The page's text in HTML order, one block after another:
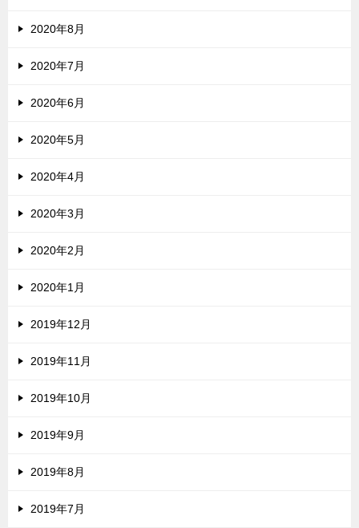
2020年8月
2020年7月
2020年6月
2020年5月
2020年4月
2020年3月
2020年2月
2020年1月
2019年12月
2019年11月
2019年10月
2019年9月
2019年8月
2019年7月